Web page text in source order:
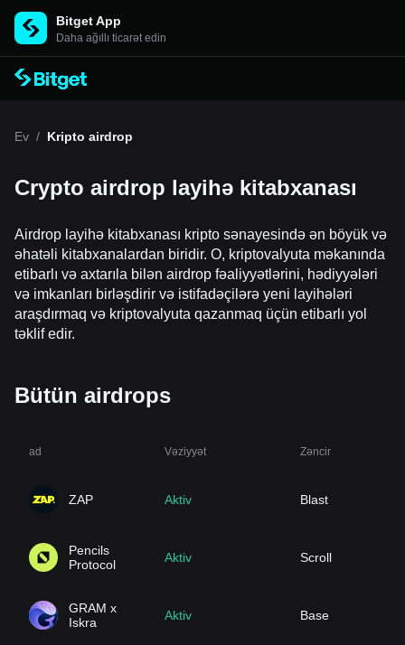
Bitget App
Daha ağıllı ticarət edin
Ev / Kripto airdrop
Crypto airdrop layihə kitabxanası
Airdrop layihə kitabxanası kripto sənayesində ən böyük və
əhatəli kitabxanalardan biridir. O, kriptovalyuta məkanında
etibarlı və axtarıla bilən airdrop fəaliyyətlərini, hədiyyələri
və imkanları birləşdirir və istifadəçilərə yeni layihələri
araşdırmaq və kriptovalyuta qazanmaq üçün etibarlı yol
təklif edir.
Bütün airdrops
ad Vəziyyət Zəncir
ZAP Aktiv Blast
Pencils
Protocol
Aktiv Scroll
GRAM x
Iskra
Aktiv Base